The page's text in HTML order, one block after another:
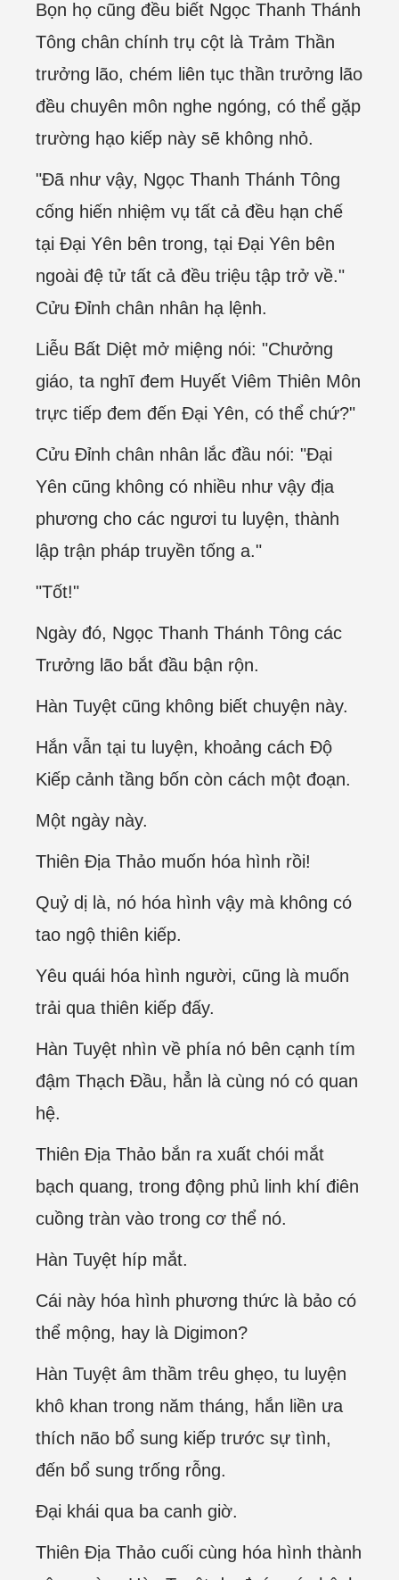
Bọn họ cũng đều biết Ngọc Thanh Thánh
Tông chân chính trụ cột là Trảm Thần
trưởng lão, chém liên tục thần trưởng lão
đều chuyên môn nghe ngóng, có thể gặp
trường hạo kiếp này sẽ không nhỏ.
"Đã như vậy, Ngọc Thanh Thánh Tông
cống hiến nhiệm vụ tất cả đều hạn chế
tại Đại Yên bên trong, tại Đại Yên bên
ngoài đệ tử tất cả đều triệu tập trở về."
Cửu Đỉnh chân nhân hạ lệnh.
Liễu Bất Diệt mở miệng nói: "Chưởng
giáo, ta nghĩ đem Huyết Viêm Thiên Môn
trực tiếp đem đến Đại Yên, có thể chứ?"
Cửu Đỉnh chân nhân lắc đầu nói: "Đại
Yên cũng không có nhiều như vậy địa
phương cho các ngươi tu luyện, thành
lập trận pháp truyền tống a."
"Tốt!"
Ngày đó, Ngọc Thanh Thánh Tông các
Trưởng lão bắt đầu bận rộn.
Hàn Tuyệt cũng không biết chuyện này.
Hắn vẫn tại tu luyện, khoảng cách Độ
Kiếp cảnh tầng bốn còn cách một đoạn.
Một ngày này.
Thiên Địa Thảo muốn hóa hình rồi!
Quỷ dị là, nó hóa hình vậy mà không có
tao ngộ thiên kiếp.
Yêu quái hóa hình người, cũng là muốn
trải qua thiên kiếp đấy.
Hàn Tuyệt nhìn về phía nó bên cạnh tím
đậm Thạch Đầu, hẳn là cùng nó có quan
hệ.
Thiên Địa Thảo bắn ra xuất chói mắt
bạch quang, trong động phủ linh khí điên
cuồng tràn vào trong cơ thể nó.
Hàn Tuyệt híp mắt.
Cái này hóa hình phương thức là bảo có
thể mộng, hay là Digimon?
Hàn Tuyệt âm thầm trêu ghẹo, tu luyện
khô khan trong năm tháng, hắn liền ưa
thích não bổ sung kiếp trước sự tình,
đến bổ sung trống rỗng.
Đại khái qua ba canh giờ.
Thiên Địa Thảo cuối cùng hóa hình thành